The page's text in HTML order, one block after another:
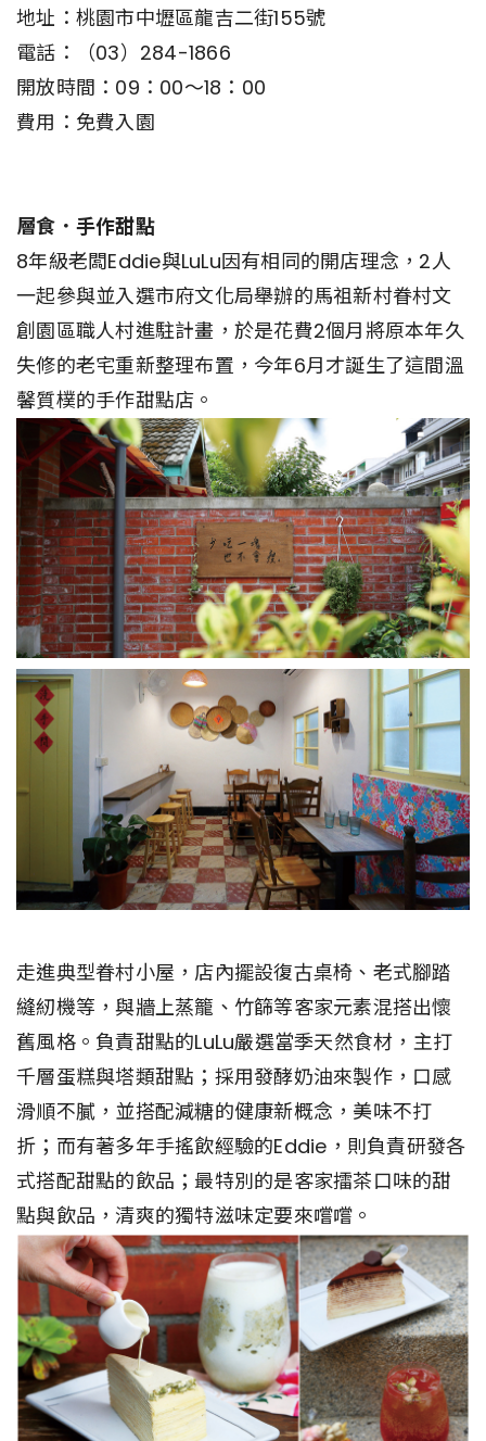
地址：桃園市中壢區龍吉二街155號
電話：（03）284-1866
開放時間：09：00～18：00
費用：免費入園
層食．手作甜點
8年級老闆Eddie與LuLu因有相同的開店理念，2人
一起參與並入選市府文化局舉辦的馬祖新村眷村文
創園區職人村進駐計畫，於是花費2個月將原本年久
失修的老宅重新整理布置，今年6月才誕生了這間溫
馨質樸的手作甜點店。
走進典型眷村小屋，店內擺設復古桌椅、老式腳踏
縫紉機等，與牆上蒸籠、竹篩等客家元素混搭出懷
舊風格。負責甜點的LuLu嚴選當季天然食材，主打
千層蛋糕與塔類甜點；採用發酵奶油來製作，口感
滑順不膩，並搭配減糖的健康新概念，美味不打
折；而有著多年手搖飲經驗的Eddie，則負責研發各
式搭配甜點的飲品；最特別的是客家擂茶口味的甜
點與飲品，清爽的獨特滋味定要來嚐嚐。